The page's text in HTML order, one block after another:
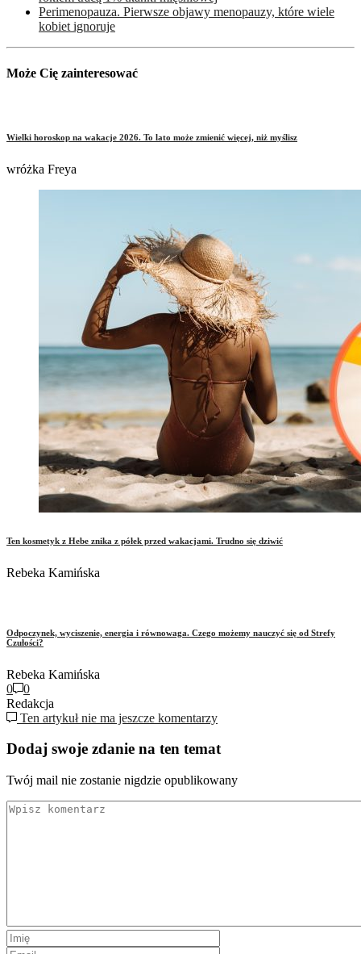
Perimenopauza. Pierwsze objawy menopauzy, które wiele
kobiet ignoruje
Może Cię zainteresować
Wielki horoskop na wakacje 2026. To lato może zmienić więcej, niż myślisz
wróżka Freya
Ten kosmetyk z Hebe znika z półek przed wakacjami. Trudno się dziwić
Rebeka Kamińska
Odpoczynek, wyciszenie, energia i równowaga. Czego możemy nauczyć się od Strefy
Czułości?
Rebeka Kamińska
0
0
Redakcja
Ten artykuł nie ma jeszcze komentarzy
Dodaj swoje zdanie na ten temat
Twój mail nie zostanie nigdzie opublikowany